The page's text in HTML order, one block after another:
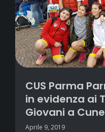
CUS Parma
in evidenza ai
Giovani a
Aprile 9, 2019